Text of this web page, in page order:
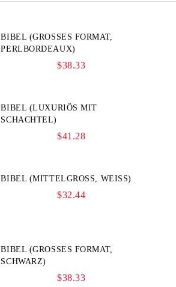
BIBEL (GROSSES FORMAT, P
ERLBORDEAUX)
$38.33
BIBEL (LUXURIÖS MIT
SCHACHTEL)
$41.28
BIBEL (MITTELGROSS, WEISS)
$32.44
BIBEL (GROSSES FORMAT, S
CHWARZ)
$38.33